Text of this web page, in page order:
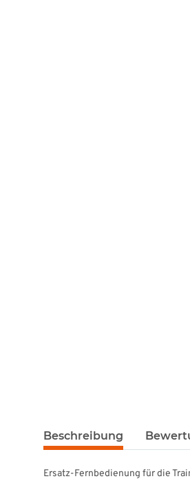
Beschreibung
Ersatz-Fernbedienung für die